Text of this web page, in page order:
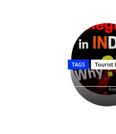
Upasana:
భర్తపై
రివెంజ్
తీర్చుకున్న
ఉపాసన..
పాపం
రామ్
TAGS Tourist